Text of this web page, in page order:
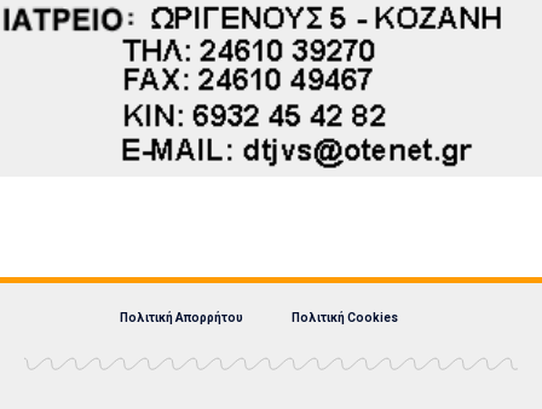
Πολιτική Απορρήτου Πολιτική Cookies